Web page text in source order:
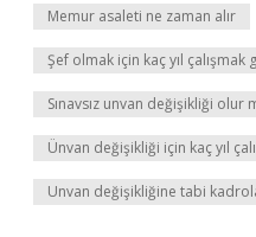
Memur asaleti ne zaman alır
Şef olmak için kaç yıl çalışmak
Sınavsız unvan değişikliği olur
Ünvan değişikliği için kaç yıl
Unvan değişikliğine tabi